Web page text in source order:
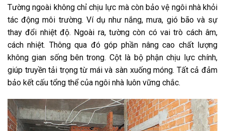
Tường ngoài không chỉ chịu lực mà còn bảo vệ ngôi nhà khỏi
tác động môi trường. Ví dụ như nắng, mưa, gió bão và sự
thay đổi nhiệt độ. Ngoài ra, tường còn có vai trò cách âm,
cách nhiệt. Thông qua đó góp phần nâng cao chất lượng
không gian sống bên trong. Cột là bộ phận chịu lực chính,
giúp truyền tải trọng từ mái và sàn xuống móng. Tất cả đảm
bảo kết cấu tổng thể của ngôi nhà luôn vững chắc.